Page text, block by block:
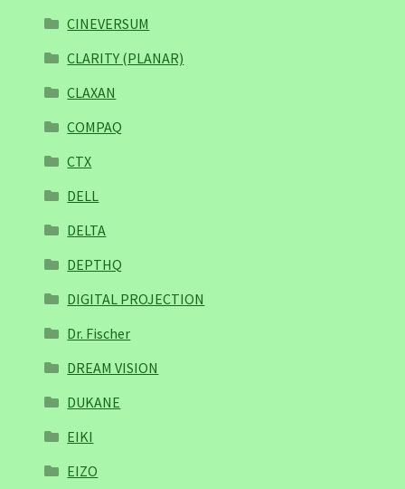
CINEVERSUM
CLARITY (PLANAR)
CLAXAN
COMPAQ
CTX
DELL
DELTA
DEPTHQ
DIGITAL PROJECTION
Dr. Fischer
DREAM VISION
DUKANE
EIKI
EIZO